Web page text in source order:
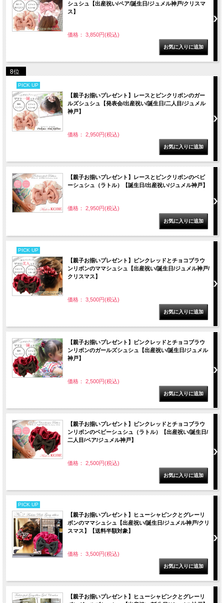
シュシュ【出産祝い/ペア/誕生日/ジュメル神戸/クリスマ
ス】
価格： 3,850円(税込)
8位
PICK UP
【親子お揃いプレゼント】レースとピンクリボンのガー
ルズシュシュ【発表会/出産祝い/誕生日/二人目/ジュメル
神戸】
価格： 2,950円(税込)
【親子お揃いプレゼント】レースとピンクリボンのベビ
ーシュシュ（ラトル）【誕生日/出産祝い/ジュメル神戸】
価格： 2,950円(税込)
PICK UP
【親子お揃いプレゼント】ピンクレッドとチョコブラウ
ンリボンのママシュシュ【出産祝い/誕生日/ジュメル神戸/
クリスマス】
価格： 3,500円(税込)
【親子お揃いプレゼント】ピンクレッドとチョコブラウ
ンリボンのガールズシュシュ【出産祝い/誕生日/ジュメル
神戸】
価格： 2,500円(税込)
【親子お揃いプレゼント】ピンクレッドとチョコブラウ
ンリボンのベビーシュシュ（ラトル）【出産祝い/誕生日/
二人目/ペア/ジュメル神戸】
価格： 2,500円(税込)
PICK UP
【親子お揃いプレゼント】ヒューシャピンクとグレーリ
ボンのママシュシュ【出産祝い/誕生日/ジュメル神戸/クリ
スマス】【送料半額対象】
価格： 3,500円(税込)
【親子お揃いプレゼント】ヒューシャピンクとグレーリ